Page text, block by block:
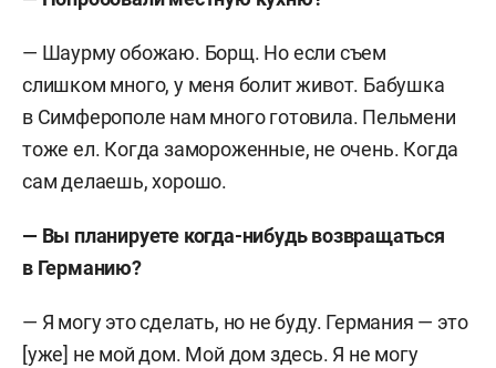
— Шаурму обожаю. Борщ. Но если съем
слишком много, у меня болит живот. Бабушка
в Симферополе нам много готовила. Пельмени
тоже ел. Когда замороженные, не очень. Когда
сам делаешь, хорошо.
— Вы планируете когда-нибудь возвращаться
в Германию?
— Я могу это сделать, но не буду. Германия — это
[уже] не мой дом. Мой дом здесь. Я не могу